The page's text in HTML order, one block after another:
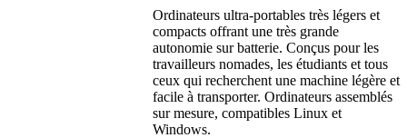
Ordinateurs ultra-portables très légers et
compacts offrant une très grande
autonomie sur batterie. Conçus pour les
travailleurs nomades, les étudiants et tous
ceux qui recherchent une machine légère et
facile à transporter. Ordinateurs assemblés
sur mesure, compatibles Linux et
Windows.